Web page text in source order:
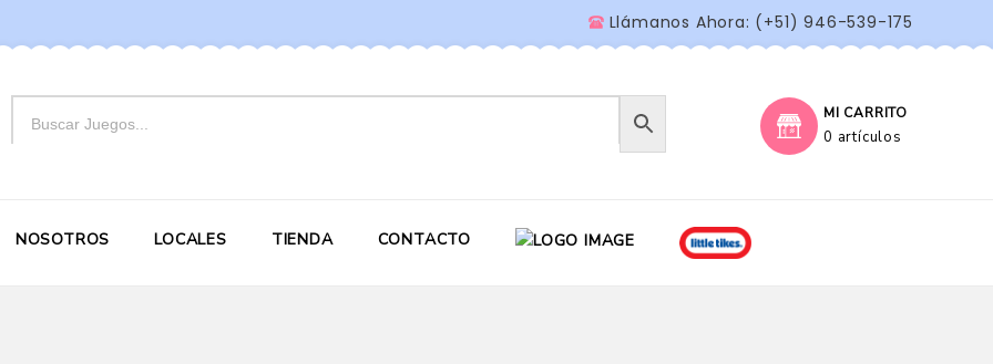
Llámanos Ahora: (+51) 946-539-175
MI CARRITO
0 artículos
NOSOTROS LOCALES TIENDA CONTACTO